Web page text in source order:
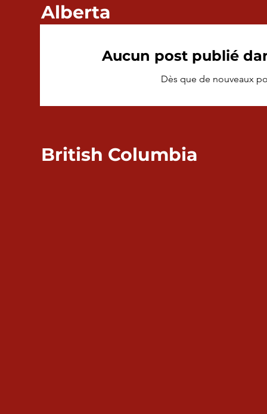
Alberta
Aucun post publié
Dès que de nouveaux
British Columbia